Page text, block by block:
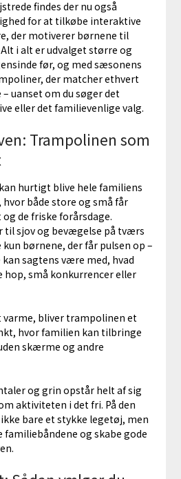
findes der nu også
for at tilkøbe interaktive
der motiverer børnene til
i alt er udvalget større og
før, og med sæsonens
der matcher ethvert
uanset om du søger det
eller det familievenlige valg.
Trampolinen som
hurtigt blive hele familiens
både store og små får
de friske forårsdage.
til sjov og bevægelse på tværs
børnene, der får pulsen op –
sagtens være med, hvad
små konkurrencer eller
varme, bliver trampolinen et
hvor familien kan tilbringe
skærme og andre
og grin opstår helt af sig
aktiviteten i det fri. På den
bare et stykke legetøj, men
og skabe gode